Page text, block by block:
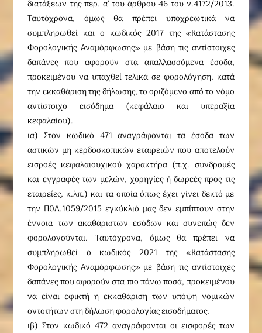
διατάξεων της περ. α’ του άρθρου 46 του ν.4172/2013.
Ταυτόχρονα, όμως θα πρέπει υποχρεωτικά να
συμπληρωθεί και ο κωδικός 2017 της «Κατάστασης
Φορολογικής Αναμόρφωσης» με βάση τις αντίστοιχες
δαπάνες που αφορούν στα απαλλασσόμενα έσοδα,
προκειμένου να υπαχθεί τελικά σε φορολόγηση, κατά
την εκκαθάριση της δήλωσης, το οριζόμενο από το νόμο
αντίστοιχο εισόδημα (κεφάλαιο και υπεραξία
κεφαλαίου).
ια) Στον κωδικό 471 αναγράφονται τα έσοδα των
αστικών μη κερδοσκοπικών εταιρειών που αποτελούν
εισροές κεφαλαιουχικού χαρακτήρα (π.χ. συνδρομές
και εγγραφές των μελών, χορηγίες ή δωρεές προς τις
εταιρείες, κ.λπ.) και τα οποία όπως έχει γίνει δεκτό με
την Π0Λ.1059/2015 εγκύκλιό μας δεν εμπίπτουν στην
έννοια των ακαθάριστων εσόδων και συνεπώς δεν
φορολογούνται. Ταυτόχρονα, όμως θα πρέπει να
συμπληρωθεί ο κωδικός 2021 της «Κατάστασης
Φορολογικής Αναμόρφωσης» με βάση τις αντίστοιχες
δαπάνες που αφορούν στα πιο πάνω ποσά, προκειμένου
να είναι εφικτή η εκκαθάριση των υπόψη νομικών
οντοτήτων στη δήλωση φορολογίας εισοδήματος.
ιβ) Στον κωδικό 472 αναγράφονται οι εισφορές των